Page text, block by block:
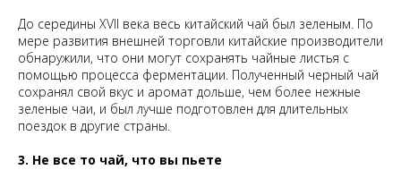
До середины XVII века весь китайский чай был зеленым. По
мере развития внешней торговли китайские производители
обнаружили, что они могут сохранять чайные листья с
помощью процесса ферментации. Полученный черный чай
сохранял свой вкус и аромат дольше, чем более нежные
зеленые чаи, и был лучше подготовлен для длительных
поездок в другие страны.
3. Не все то чай, что вы пьете